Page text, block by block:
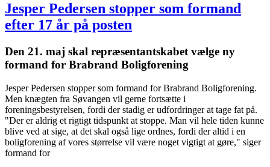
Jesper Pedersen stopper som formand
efter 17 år på posten
Den 21. maj skal repræsentant­skabet vælge ny
formand for Brabrand Bolig­forening
Jesper Pedersen stopper som formand for Brabrand Boligforening.
Men knægten fra Søvangen vil gerne fortsætte i
foreningsbestyrelsen, fordi der stadig er udfordringer at tage fat på.
"Der er aldrig et rigtigt tidspunkt at stoppe. Man vil hele tiden kunne
blive ved at sige, at det skal også lige ordnes, fordi der altid i en
boligforening af vores størrelse vil være noget vigtigt at gøre," siger
formand for